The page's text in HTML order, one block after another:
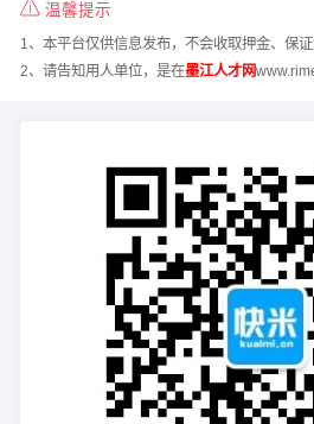
温馨提示
1、本平台仅供信息发布，不会收取押金、保证
2、请告知用人单位，是在墨江人才网